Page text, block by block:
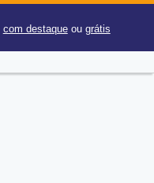
com destaqueou grátis